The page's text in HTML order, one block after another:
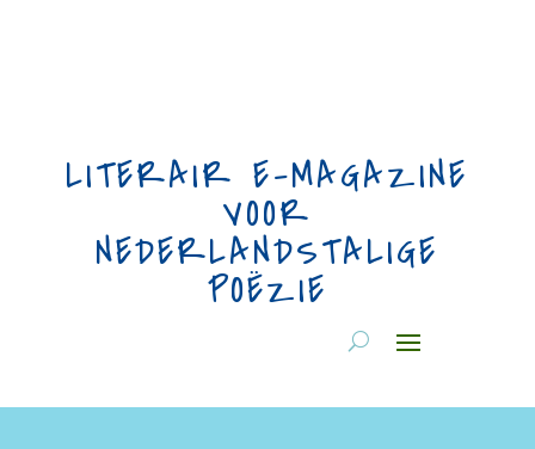
LITERAIR E-MAGAZINE
VOOR
NEDERLANDSTALIGE
POËZIE